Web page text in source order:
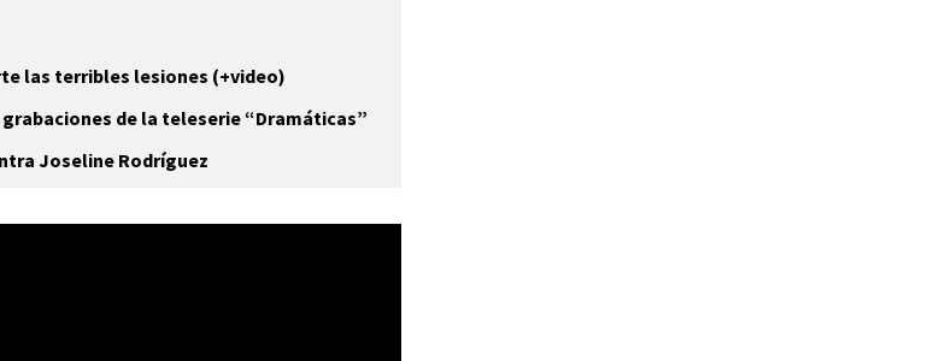
las terribles lesiones (+video)
de la teleserie “Dramáticas”
Joseline Rodríguez